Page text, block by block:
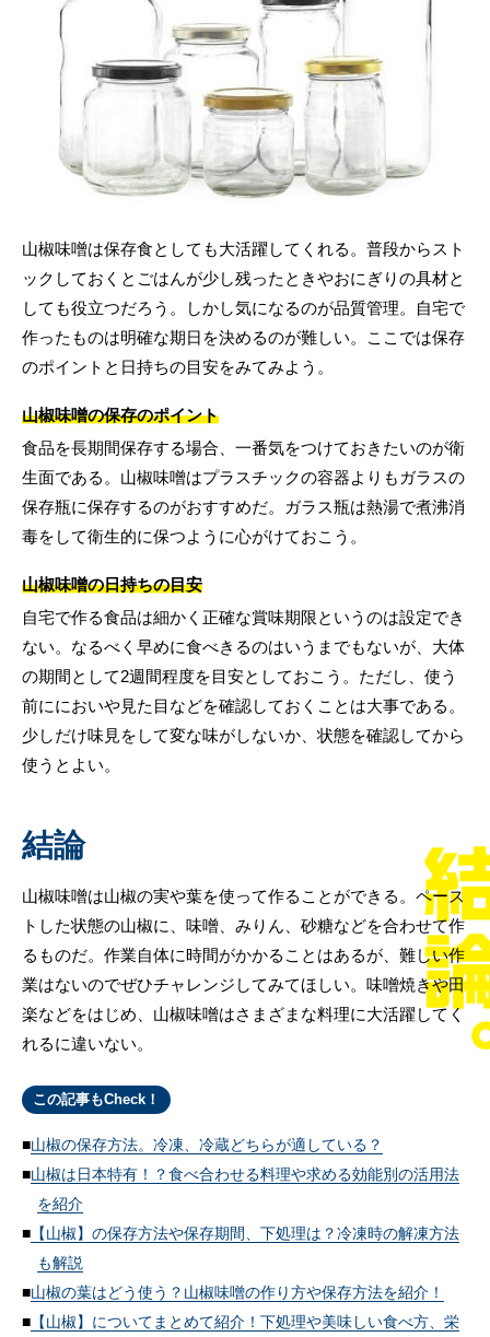
山椒味噌は保存食としても大活躍してくれる。普段からスト
ックしておくとごはんが少し残ったときやおにぎりの具材と
しても役立つだろう。しかし気になるのが品質管理。自宅で
作ったものは明確な期日を決めるのが難しい。ここでは保存
のポイントと日持ちの目安をみてみよう。
山椒味噌の保存のポイント
食品を長期間保存する場合、一番気をつけておきたいのが衛
生面である。山椒味噌はプラスチックの容器よりもガラスの
保存瓶に保存するのがおすすめだ。ガラス瓶は熱湯で煮沸消
毒をして衛生的に保つように心がけておこう。
山椒味噌の日持ちの目安
自宅で作る食品は細かく正確な賞味期限というのは設定でき
ない。なるべく早めに食べきるのはいうまでもないが、大体
の期間として2週間程度を目安としておこう。ただし、使う
前ににおいや見た目などを確認しておくことは大事である。
少しだけ味見をして変な味がしないか、状態を確認してから
使うとよい。
結論
山椒味噌は山椒の実や葉を使って作ることができる。ペース
トした状態の山椒に、味噌、みりん、砂糖などを合わせて作
るものだ。作業自体に時間がかかることはあるが、難しい作
業はないのでぜひチャレンジしてみてほしい。味噌焼きや田
楽などをはじめ、山椒味噌はさまざまな料理に大活躍してく
れるに違いない。
この記事もCheck！
山椒の保存方法。冷凍、冷蔵どちらが適している？
山椒は日本特有！？食べ合わせる料理や求める効能別の活用法
を紹介
【山椒】の保存方法や保存期間、下処理は？冷凍時の解凍方法
も解説
山椒の葉はどう使う？山椒味噌の作り方や保存方法を紹介！
【山椒】についてまとめて紹介！下処理や美味しい食べ方、栄